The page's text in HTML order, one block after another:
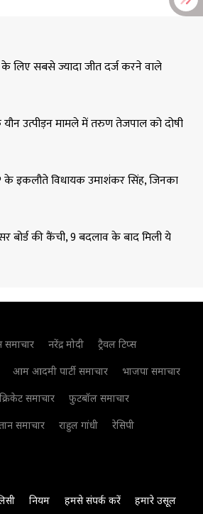
के लिए सबसे ज्यादा जीत दर्ज करने वाले
यौन उत्पीड़न मामले में तरुण तेजपाल को दोषी
के इकलौते विधायक उमाशंकर सिंह, जिनका
बोर्ड की कैंची, 9 बदलाव के बाद मिली ये
समाचार नरेंद्र मोदी
ट्रैवल टिप्स
आम आदमी पार्टी समाचार
भाजपा समाचार
क्रिकेट समाचार
फुटबॉल समाचार
समाचार राहुल गांधी
रेसिपी
नियम हमसे संपर्क करें हमारे उसूल